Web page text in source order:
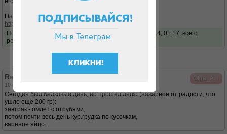
Надо бы попробовать испечь хлеб:
http://dukandiet.ru/xleb-nastoyashhij-bez-dopov/
Последний раз редактировалось Olga_A
01 апр 2014, 01:17, всего
редактировалось 1 раз.
Olga_A
Re: И я с вами!
10 фев 2014, 00:47
Сегодня был белковый день, но прошёл легко (наверное от радости, что
ушло ещё 200 гр):
завтрак - омлет с отрубями,
потом почти весь день кур.грудка по кусочкам,
вареное яйцо.